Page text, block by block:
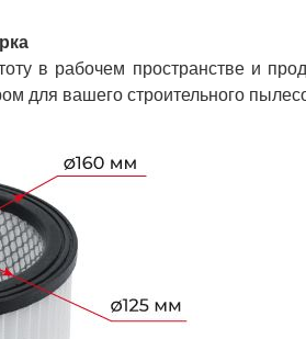
в рабочем пространстве и
для вашего строительного